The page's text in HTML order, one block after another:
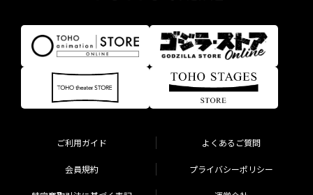
ご利用ガイド よくあるご質問
会員規約 プライバシーポリシー